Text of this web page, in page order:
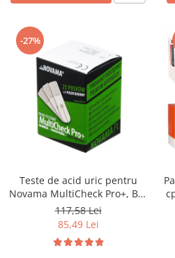
Proteine si aminoacizi
Proteine
Aminoacizi
Tablete energizante
Alte suplimente nutritive
Uniforme si saboti medicali
Saboti medicali
Resigilate
Carti
-27%
Teste de acid uric pentru
Novama MultiCheck Pro+, BK-
U1, 25 teste/ cutie
117,58 Lei
85,49 Lei